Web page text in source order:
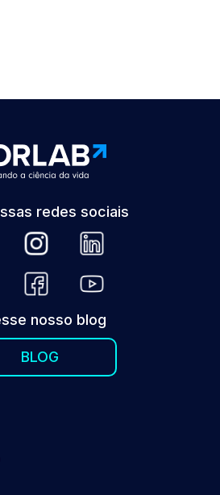
redes sociais
nosso blog
BLOG